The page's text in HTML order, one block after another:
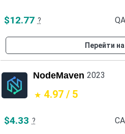
$12.77 ?
Перейти
NodeMaven 2023
4.97 / 5
$4.33 ?